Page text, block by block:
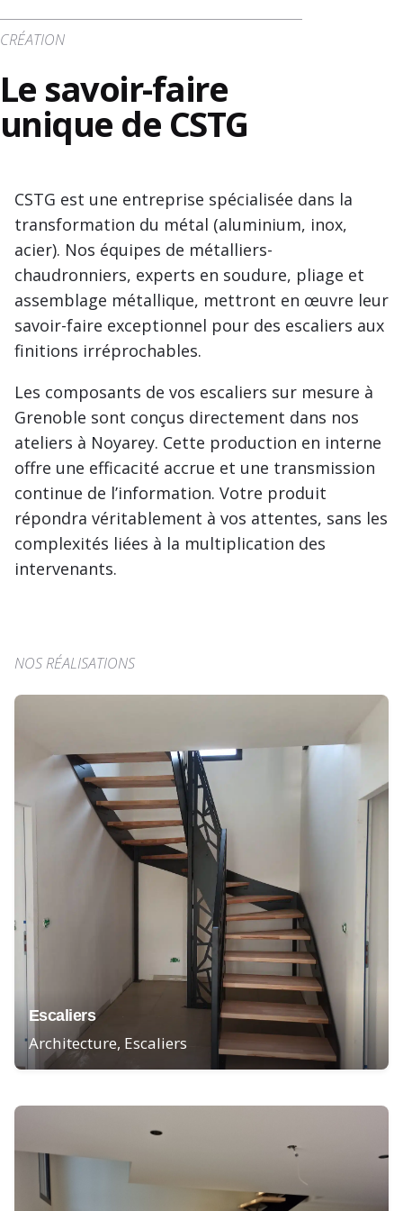
CRÉATION
Le savoir-faire
unique de CSTG
CSTG est une entreprise spécialisée dans la
transformation du métal (aluminium, inox,
acier). Nos équipes de métalliers-
chaudronniers, experts en soudure, pliage et
assemblage métallique, mettront en œuvre leur
savoir-faire exceptionnel pour des escaliers aux
finitions irréprochables.
Les composants de vos escaliers sur mesure à
Grenoble sont conçus directement dans nos
ateliers à Noyarey. Cette production en interne
offre une efficacité accrue et une transmission
continue de l’information. Votre produit
répondra véritablement à vos attentes, sans les
complexités liées à la multiplication des
intervenants.
NOS RÉALISATIONS
Escaliers
Architecture Escaliers